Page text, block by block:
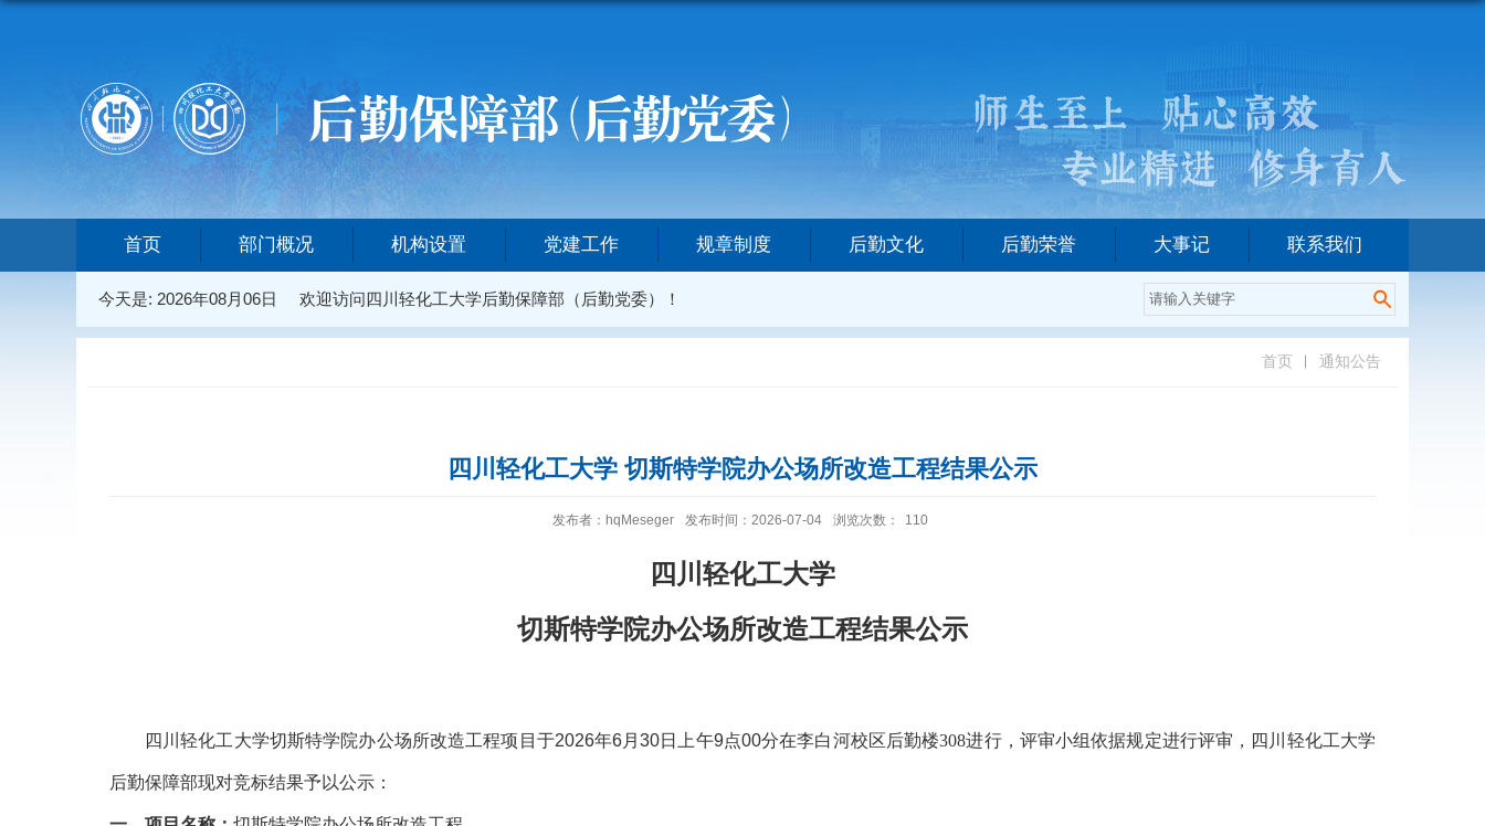
首页 部门概况 机构设置 党建工作 规章制度 后勤文化 后勤荣誉 大事记 联系我们
今天是: 2026年08月06日 欢迎访问四川轻化工大学后勤保障部（后勤党委）！
首页 通知公告
四川轻化工大学 切斯特学院办公场所改造工程结果公示
发布者：hqMeseger 发布时间：2026-07-04 浏览次数： 110
四川轻化工大学
切斯特学院办公场所改造工程结果公示
四川轻化工大学切斯特学院办公场所改造工程项目于2026年6月30日上午9点00分在李白河校区后勤楼308进行，评审小组依据规定进行评审 ， 四川轻化工大学
后勤保障部现对竞标结果予以公示：